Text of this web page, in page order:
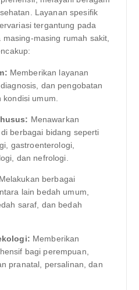
Layanan spesifik
tergantung pada
masing rumah sakit,
Memberikan layanan
dan pengobatan
umum.
Menawarkan
berbagai bidang seperti
gastroenterologi,
dan nefrologi.
Melakukan berbagai
lain bedah umum,
saraf, dan bedah
Memberikan
bagi perempuan,
pranatal, persalinan, dan